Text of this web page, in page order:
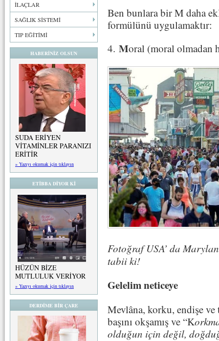
İLAÇLAR
SAĞLIK SİSTEMİ
TIP EĞİTİMİ
HABERİNİZ OLSUN
SUDA ERİYEN
VİTAMİNLER PARANIZI
ERİTİR
» Yazıyı okumak için tıklayın
ETİBBA DİYOR Kİ
HÜZÜN BİZE
MUTLULUK VERİYOR
» Yazıyı okumak için tıklayın
DERDİME BİR ÇARE
Ben bunlara bir M daha
formülünü uygulamaktır:
4. Moral (moral olmadan
Fotoğraf USA’ da
tabii ki!
Gelelim neticeye
Mevlâna, korku, endişe ve
başını okşamış ve “K
olduğun için değil,